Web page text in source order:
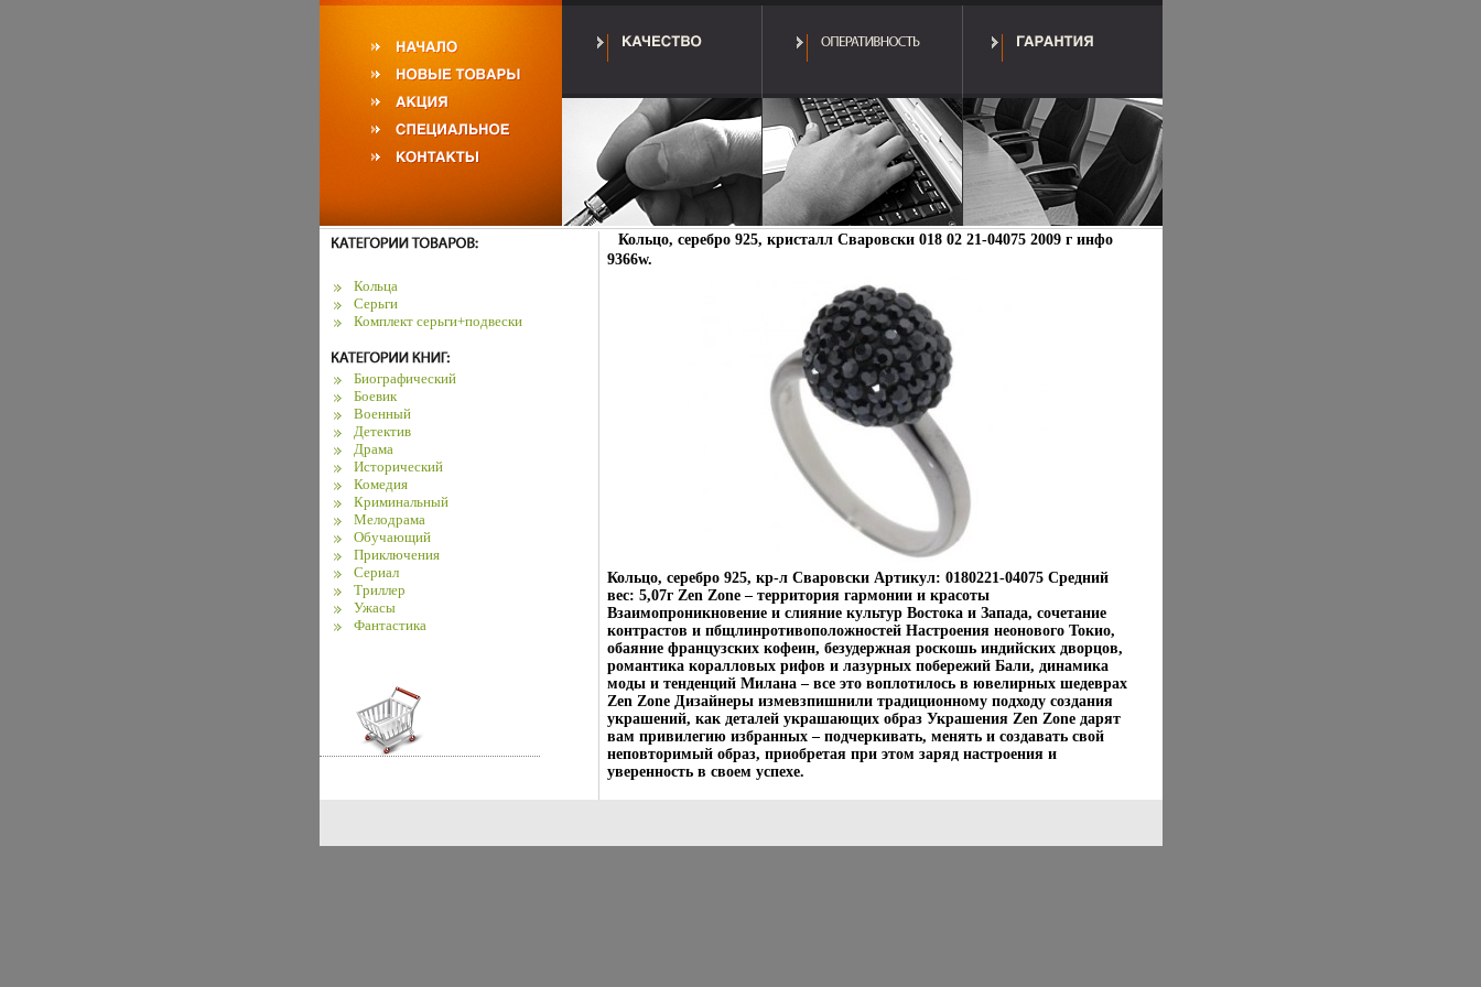
Кольца
Серьги
Комплект серьги+подвески
Биографический
Боевик
Военный
Детектив
Драма
Исторический
Комедия
Криминальный
Мелодрама
Обучающий
Приключения
Сериал
Триллер
Ужасы
Фантастика
Кольцо, серебро 925, кристалл Сваровски 018 02 21-04075 2009 г инфо
9366w.
Кольцо, серебро 925, кр-л Сваровски Артикул: 0180221-04075 Средний
вес: 5,07г Zen Zone – территория гармонии и красоты
Взаимопроникновение и слияние культур Востока и Запада, сочетание
контрастов и пбщлинротивоположностей Настроения неонового Токио,
обаяние французских кофеин, безудержная роскошь индийских дворцов,
романтика коралловых рифов и лазурных побережий Бали, динамика
моды и тенденций Милана – все это воплотилось в ювелирных шедеврах
Zen Zone Дизайнеры измевзпишнили традиционному подходу создания
украшений, как деталей украшающих образ Украшения Zen Zone дарят
вам привилегию избранных – подчеркивать, менять и создавать свой
неповторимый образ, приобретая при этом заряд настроения и
уверенность в своем успехе.